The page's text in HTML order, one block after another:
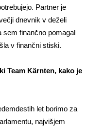
Partner je
dnevnik v deželi
sem finančno pomagal
v finančni stiski.
Team Kärnten, kako je
let borimo za
najvišjem